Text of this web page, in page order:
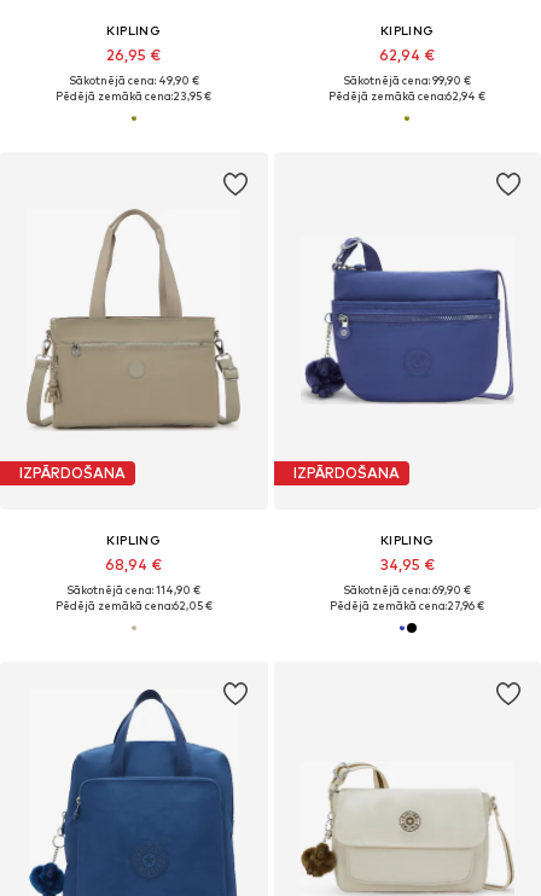
KIPLING
26,95 €
Sākotnējā cena: 49,90 €
Pēdējā zemākā cena:23,95 €
KIPLING
62,94 €
Sākotnējā cena: 99,90 €
Pēdējā zemākā cena:62,94 €
IZPĀRDOŠANA
KIPLING
68,94 €
Sākotnējā cena: 114,90 €
Pēdējā zemākā cena:62,05 €
IZPĀRDOŠANA
KIPLING
34,95 €
Sākotnējā cena: 69,90 €
Pēdējā zemākā cena:27,96 €